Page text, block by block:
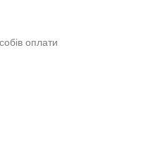
оплати